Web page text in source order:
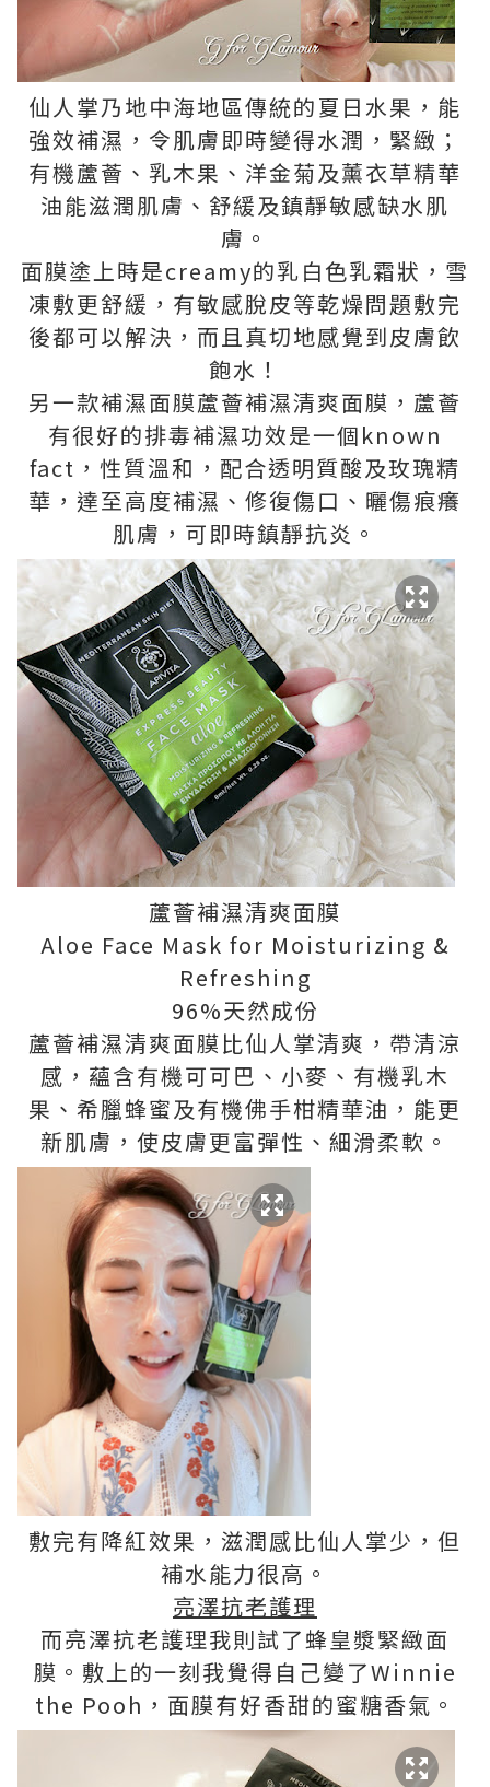
仙人掌乃地中海地區傳統的夏日水果，能
強效補濕，令肌膚即時變得水潤，緊緻；
有機蘆薈、乳木果、洋金菊及薰衣草精華
油能滋潤肌膚、舒緩及鎮靜敏感缺水肌
膚。
面膜塗上時是creamy的乳白色乳霜狀，雪
凍敷更舒緩，有敏感脫皮等乾燥問題敷完
後都可以解決，而且真切地感覺到皮膚飲
飽水！
另一款補濕面膜蘆薈補濕清爽面膜，蘆薈
有很好的排毒補濕功效是一個known
fact，性質溫和，配合透明質酸及玫瑰精
華，達至高度補濕、修復傷口、曬傷痕癢
肌膚，可即時鎮靜抗炎。
蘆薈補濕清爽面膜
Aloe Face Mask for Moisturizing &
Refreshing
96%天然成份
蘆薈補濕清爽面膜比仙人掌清爽，帶清涼
感，蘊含有機可可巴、小麥、有機乳木
果、希臘蜂蜜及有機佛手柑精華油，能更
新肌膚，使皮膚更富彈性、細滑柔軟。
敷完有降紅效果，滋潤感比仙人掌少，但
補水能力很高。
亮澤抗老護理
而亮澤抗老護理我則試了蜂皇漿緊緻面
膜。敷上的一刻我覺得自己變了Winnie
the Pooh，面膜有好香甜的蜜糖香氣。